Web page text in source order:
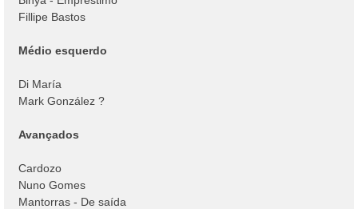
Fillipe Bastos
Médio esquerdo
Di María
Mark González ?
Avançados
Cardozo
Nuno Gomes
Mantorras - De saída